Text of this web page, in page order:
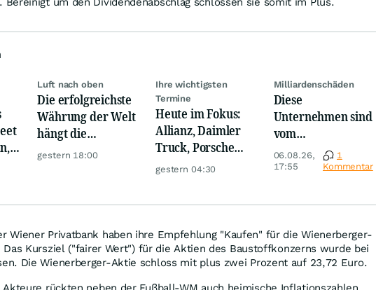
Luft nach oben
Die erfolgreichste
Währung der Welt
hängt die
Konkurrenz ab
gestern 18:00
Ihre wichtigsten
Termine
Heute im Fokus:
Allianz, Daimler
Truck, Porsche
Automobil Holding
gestern 04:30
Milliardenschäden
Diese
Unternehmen sind
vom
Niedrigwasser
besonders
06.08.26,
17:55
1
Kommentar
Wiener Privatbank haben ihre Empfehlung "Kaufen" für die Wienerberger-
Kursziel ("fairer Wert") für die Aktien des Baustoffkonzerns wurde bei
Die Wienerberger-Aktie schloss mit plus zwei Prozent auf 23,72 Euro.